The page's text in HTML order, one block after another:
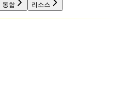
통합 리소스